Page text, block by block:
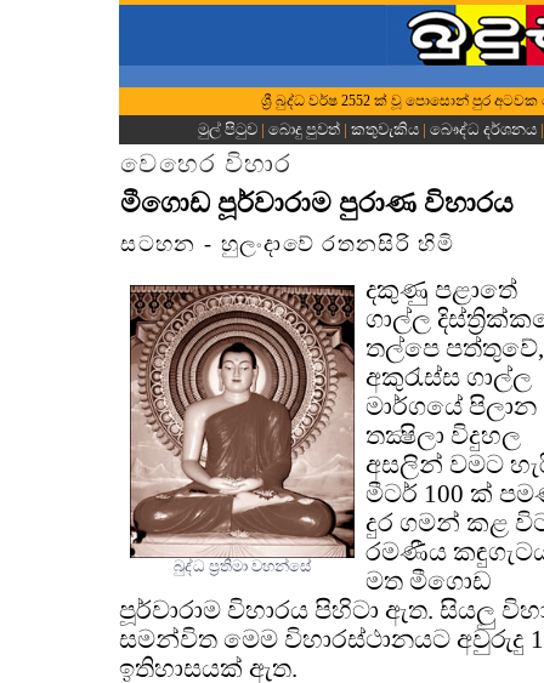
ශ්‍රී බුද්ධ වර්ෂ 2552 ක් වූ පොසොන් පුර අටවක
මුල් පිටුව | බොදු පුවත්| කතුවැකිය| බෞද්ධ දර්ශනය
වෙහෙර විහාර
මීගොඩ පූර්වාරාම පුරාණ විහාරය
සටහන - හුලංදාවේ රතනසිරි හිමි
බුද්ධ ප්‍රතිමා වහන්සේ
දකුණු පළාතේ
ගාල්ල
තල්පෙ පත්තුවේ,
අකුරැස්ස ගාල්ල
මාර්ගයේ පිලාන
තක්‍ෂිලා විදුහල
අසලින් වමට
මීටර් 100 ක්
දුර ගමන් කළ
රමණීය
මත මීගොඩ
පූර්වාරාම විහාරය පිහිටා ඇත. සියලු
සමන්විත මෙම විහාරස්ථානයට අවුරුදු
ඉතිහාසයක් ඇත.